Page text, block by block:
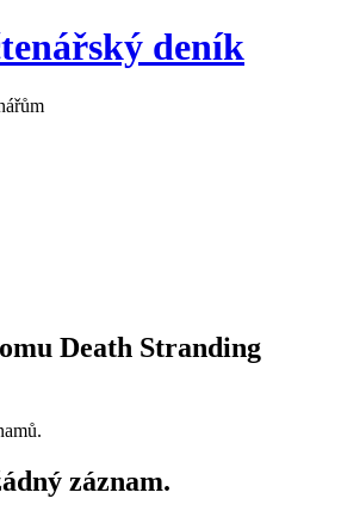
deník
Death Stranding
záznam.